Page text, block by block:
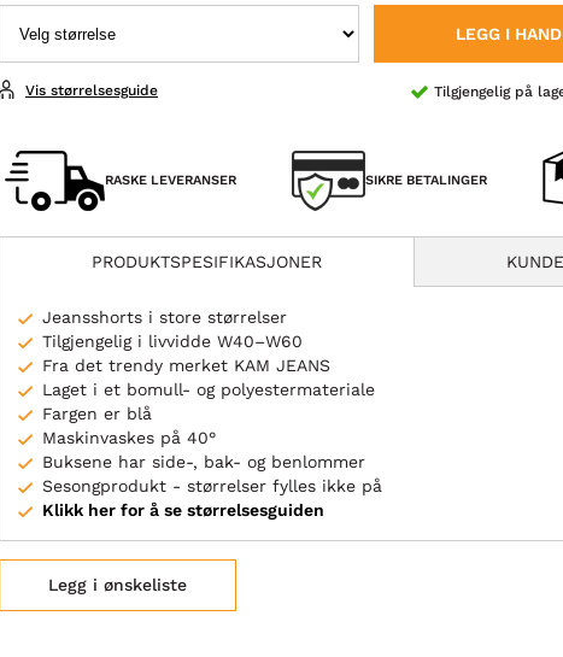
LEGG I
Tilgjengelig på
Vis størrelsesguide
RASKE LEVERANSER SIKRE BETALINGER
PRODUKTSPESIFIKASJONER
Jeansshorts i store størrelser
Tilgjengelig i livvidde W40–W60
Fra det trendy merket KAM JEANS
Laget i et bomull- og polyestermateriale
Fargen er blå
Maskinvaskes på 40°
Buksene har side-, bak- og benlommer
Sesongprodukt - størrelser fylles ikke på
Klikk her for å se størrelsesguiden
Legg i ønskeliste